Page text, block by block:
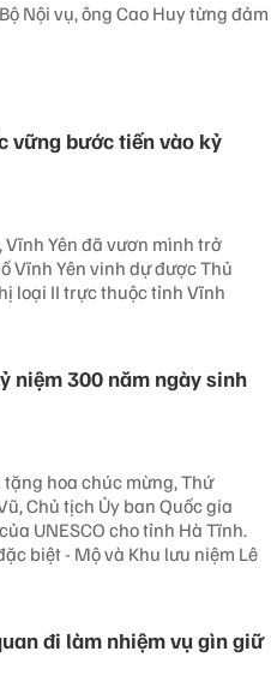
Nội vụ, ông Cao Huy từng đảm
vững bước tiến vào kỷ
Yên đã vươn mình trở
Vĩnh Yên vinh dự được Thủ
loại II trực thuộc tỉnh Vĩnh
niệm 300 năm ngày sinh
hoa chúc mừng, Thứ
Chủ tịch Ủy ban Quốc gia
UNESCO cho tỉnh Hà Tĩnh.
biệt - Mộ và Khu lưu niệm Lê
đi làm nhiệm vụ gìn giữ